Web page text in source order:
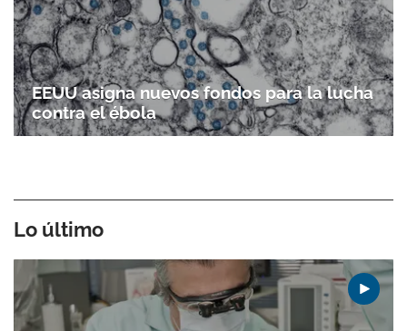
EEUU asigna nuevos fondos para la lucha
contra el ébola
Lo último